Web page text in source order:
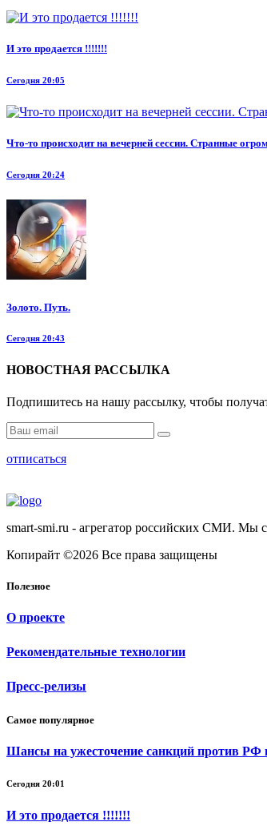
И это продается !!!!!!!
Сегодня 20:05
Что-то происходит на вечерней сессии. Странные
Сегодня 20:24
Золото. Путь.
Сегодня 20:43
НОВОСТНАЯ РАССЫЛКА
Подпишитесь на нашу рассылку, чтобы
отписаться
smart-smi.ru - агрегатор российских СМИ. Мы
Копирайт ©2026 Все права защищены
Полезное
О проекте
Рекомендательные технологии
Пресс-релизы
Самое популярное
Шансы на ужесточение санкций против РФ
Сегодня 20:01
И это продается !!!!!!!